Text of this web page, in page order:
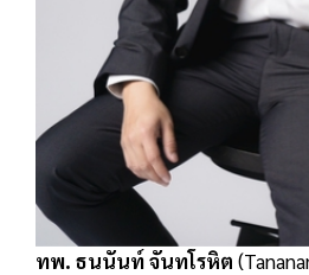
ทพ. ธนนันท์ จันทโรหิต